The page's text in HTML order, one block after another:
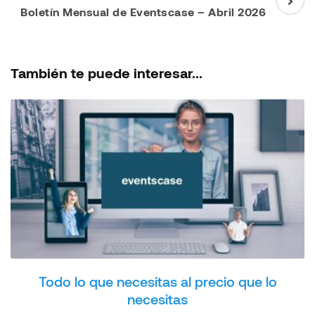
Boletín Mensual de Eventscase – Abril 2026
También te puede interesar...
Todo lo que necesitas al precio que lo
necesitas